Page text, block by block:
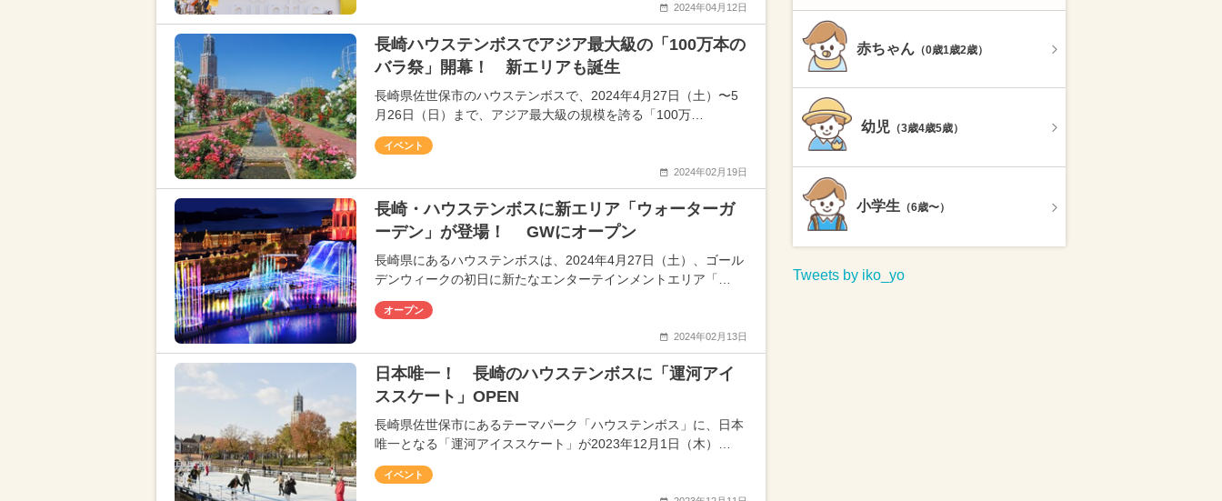
2024年04月12日
長崎ハウステンボスでアジア最大級の「100万本の
バラ祭」開幕！ 新エリアも誕生
長崎県佐世保市のハウステンボスで、2024年4月27日（土）〜5
月26日（日）まで、アジア最大級の規模を誇る「100万…
イベント
2024年02月19日
長崎・ハウステンボスに新エリア「ウォーターガ
ーデン」が登場！ GWにオープン
長崎県にあるハウステンボスは、2024年4月27日（土）、ゴール
デンウィークの初日に新たなエンターテインメントエリア「…
オープン
2024年02月13日
日本唯一！ 長崎のハウステンボスに「運河アイ
ススケート」OPEN
長崎県佐世保市にあるテーマパーク「ハウステンボス」に、日本
唯一となる「運河アイススケート」が2023年12月1日（木）…
イベント
赤ちゃん （0歳1歳2歳）
幼児 （3歳4歳5歳）
小学生 （6歳〜）
Tweets by iko_yo